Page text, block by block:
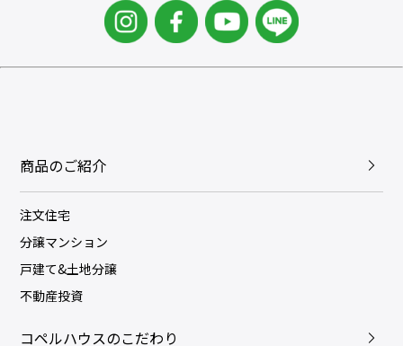
商品のご紹介
注文住宅
分譲マンション
戸建て&土地分譲
不動産投資
コペルハウスのこだわり